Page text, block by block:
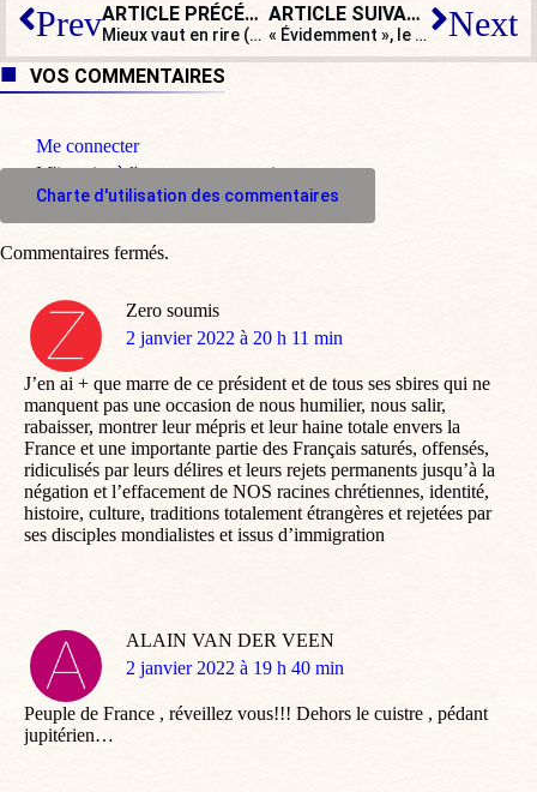
Prev ARTICLE PRÉCÉDENT
Mieux vaut en rire (ou pas) : le top 5 de 2021, Schiappa, Hidalgo, Rousseau, Bertrand et… les rats de Strasbourg
ARTICLE SUIVANT
« Évidemment », le drapeau tricolore flottera de nouveau sous l’Arc de Triomphe : heureusement, encore ! Next
VOS COMMENTAIRES
Me connecter
M'inscrire à l'espace commentaire
Charte d'utilisation des commentaires
Zero soumis
dit
2 janvier 2022 à 20 h 11 min
J’en ai + que marre de ce président et de tous ses sbires qui ne
manquent pas une occasion de nous humilier, nous salir,
rabaisser, montrer leur mépris et leur haine totale envers la
France et une importante partie des Français saturés, offensés,
ridiculisés par leurs délires et leurs rejets permanents jusqu’à la
négation et l’effacement de NOS racines chrétiennes, identité,
histoire, culture, traditions totalement étrangères et rejetées par
ses disciples mondialistes et issus d’immigration
ALAIN VAN DER VEEN
dit
2 janvier 2022 à 19 h 40 min
Peuple de France , réveillez vous!!! Dehors le cuistre , pédant
jupitérien…
Commentaires fermés.